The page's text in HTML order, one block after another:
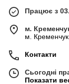
Працює з
м.
м.
Контакти
Сьогодні
Показати